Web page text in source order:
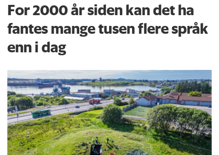
For 2000 år siden kan det ha
fantes mange tusen flere språk
enn i dag